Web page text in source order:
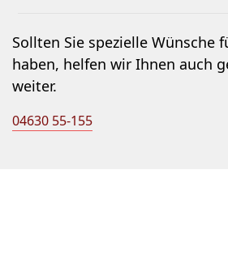
Sollten Sie spezielle Wünsche
haben, helfen wir Ihnen auch
weiter.
04630 55-155